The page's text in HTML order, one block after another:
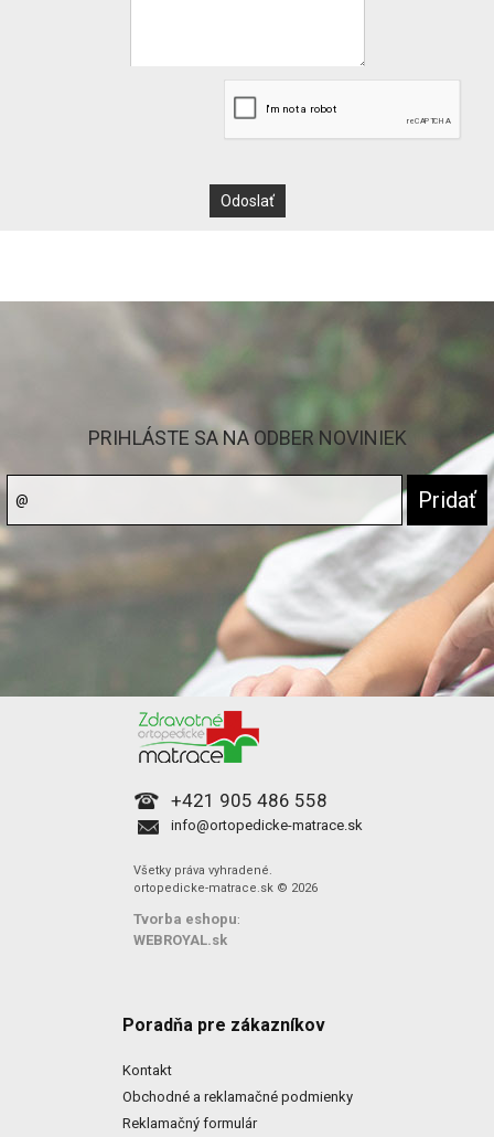
PRIHLÁSTE SA NA ODBER NOVINIEK
+421 905 486 558
info@ortopedicke-matrace.sk
Všetky práva vyhradené.
ortopedicke-matrace.sk © 2026
Tvorba eshopu:
WEBROYAL.sk
Poradňa pre zákazníkov
Kontakt
Obchodné a reklamačné podmienky
Reklamačný formulár